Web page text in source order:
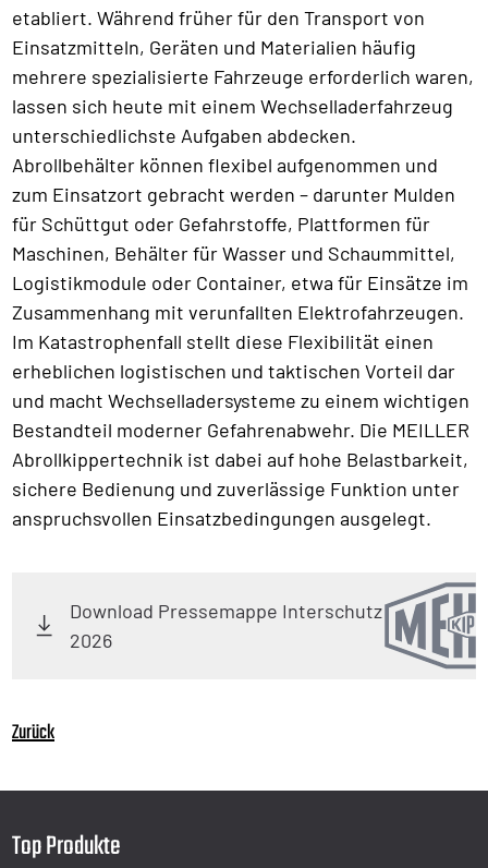
etabliert. Während früher für den Transport von
Einsatzmitteln, Geräten und Materialien häufig
mehrere spezialisierte Fahrzeuge erforderlich waren,
lassen sich heute mit einem Wechselladerfahrzeug
unterschiedlichste Aufgaben abdecken.
Abrollbehälter können flexibel aufgenommen und
zum Einsatzort gebracht werden – darunter Mulden
für Schüttgut oder Gefahrstoffe, Plattformen für
Maschinen, Behälter für Wasser und Schaummittel,
Logistikmodule oder Container, etwa für Einsätze im
Zusammenhang mit verunfallten Elektrofahrzeugen.
Im Katastrophenfall stellt diese Flexibilität einen
erheblichen logistischen und taktischen Vorteil dar
und macht Wechselladersysteme zu einem wichtigen
Bestandteil moderner Gefahrenabwehr. Die MEILLER
Abrollkippertechnik ist dabei auf hohe Belastbarkeit,
sichere Bedienung und zuverlässige Funktion unter
anspruchsvollen Einsatzbedingungen ausgelegt.
Download Pressemappe Interschutz
2026
Zurück
Top Produkte